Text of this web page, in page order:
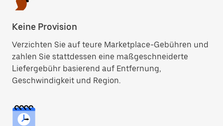
Keine Provision
Verzichten Sie auf teure Marketplace-Gebühren und
zahlen Sie stattdessen eine maßgeschneiderte
Liefergebühr basierend auf Entfernung,
Geschwindigkeit und Region.